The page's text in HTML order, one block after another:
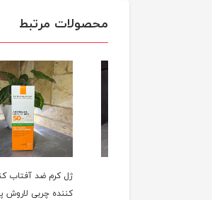
محصولات مرتبط
ژل کرم ضد آفتاب کنترل
کننده چربی لاروش پوزای